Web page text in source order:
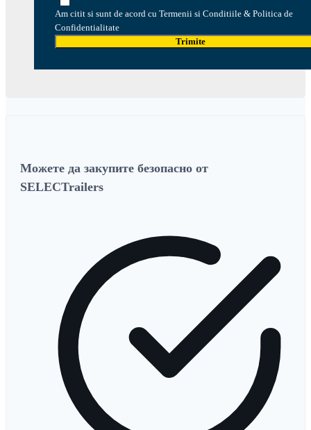
Am citit si sunt de acord cu Termenii si Conditiile & Politica de
Confidentialitate
Trimite
Можете да закупите безопасно от
SELECTrailers